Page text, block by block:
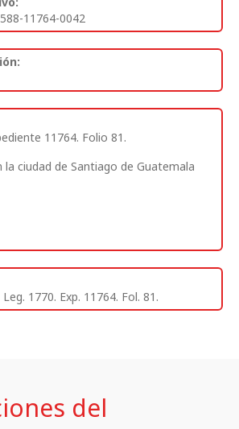
11764-0042
11764. Folio 81.
la ciudad de Santiago de Guatemala
Leg. 1770. Exp. 11764. Fol. 81.
del